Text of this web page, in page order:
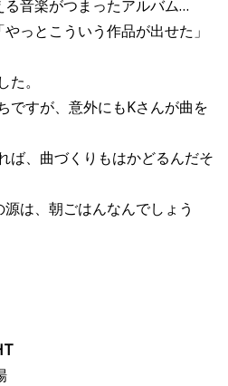
る音楽がつまったアルバム…
っとこういう作品が出せた」
。
ですが、意外にもKさんが曲を
ば、曲づくりもはかどるんだそ
は、朝ごはんなんでしょう